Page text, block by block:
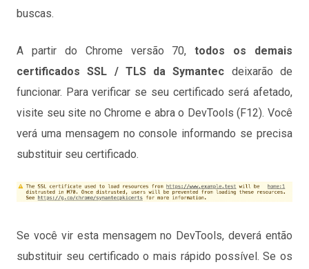
buscas.
A partir do Chrome versão 70,todos os demais
certificados SSL / TLS da Symantec deixarão de
funcionar. Para verificar se seu certificado será afetado,
visite seu site no Chrome e abra o DevTools (F12). Você
verá uma mensagem no console informando se precisa
substituir seu certificado.
Se você vir esta mensagem no DevTools, deverá então
substituir seu certificado o mais rápido possível. Se os